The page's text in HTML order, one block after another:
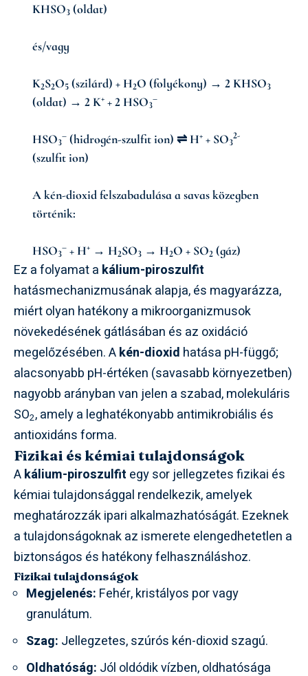
KHSO3 (oldat)
és/vagy
K2S2O5 (szilárd) + H2O (folyékony) → 2 KHSO3
(oldat) → 2 K+ + 2 HSO3
–
HSO3
– (hidrogén-szulfit ion) ⇌ H+ + SO3
2-
(szulfit ion)
A kén-dioxid felszabadulása a savas közegben
történik:
HSO3
– + H+ → H2SO3 → H2O + SO2 (gáz)
Ez a folyamat a kálium-piroszulfit
hatásmechanizmusának alapja, és magyarázza,
miért olyan hatékony a mikroorganizmusok
növekedésének gátlásában és az oxidáció
megelőzésében. Akén-dioxid hatása pH-függő;
alacsonyabb pH-értéken (savasabb környezetben)
nagyobb arányban van jelen a szabad, molekuláris
SO2, amely a leghatékonyabb antimikrobiális és
antioxidáns forma.
Fizikai és kémiai tulajdonságok
Akálium-piroszulfit egy sor jellegzetes fizikai és
kémiai tulajdonsággal rendelkezik, amelyek
meghatározzák ipari alkalmazhatóságát. Ezeknek
a tulajdonságoknak az ismerete elengedhetetlen a
biztonságos és hatékony felhasználáshoz.
Fizikai tulajdonságok
Megjelenés: Fehér, kristályos por vagy
granulátum.
Szag: Jellegzetes, szúrós kén-dioxid szagú.
Oldhatóság: Jól oldódik vízben, oldhatósága